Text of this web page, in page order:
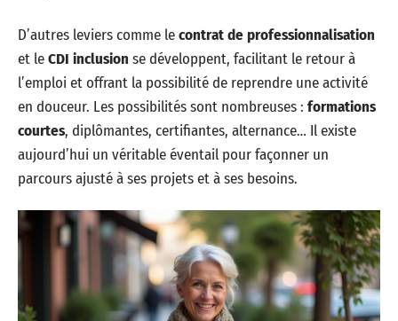
D’autres leviers comme lecontrat de professionnalisation
et leCDI inclusion se développent, facilitant le retour à
l’emploi et offrant la possibilité de reprendre une activité
en douceur. Les possibilités sont nombreuses : formations
courtes, diplômantes, certifiantes, alternance… Il existe
aujourd’hui un véritable éventail pour façonner un
parcours ajusté à ses projets et à ses besoins.